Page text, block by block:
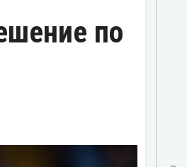
по